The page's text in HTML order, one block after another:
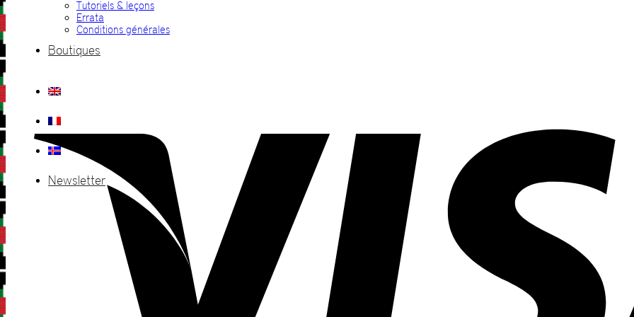
Tutoriels & leçons
Errata
Conditions générales
Boutiques
Newsletter